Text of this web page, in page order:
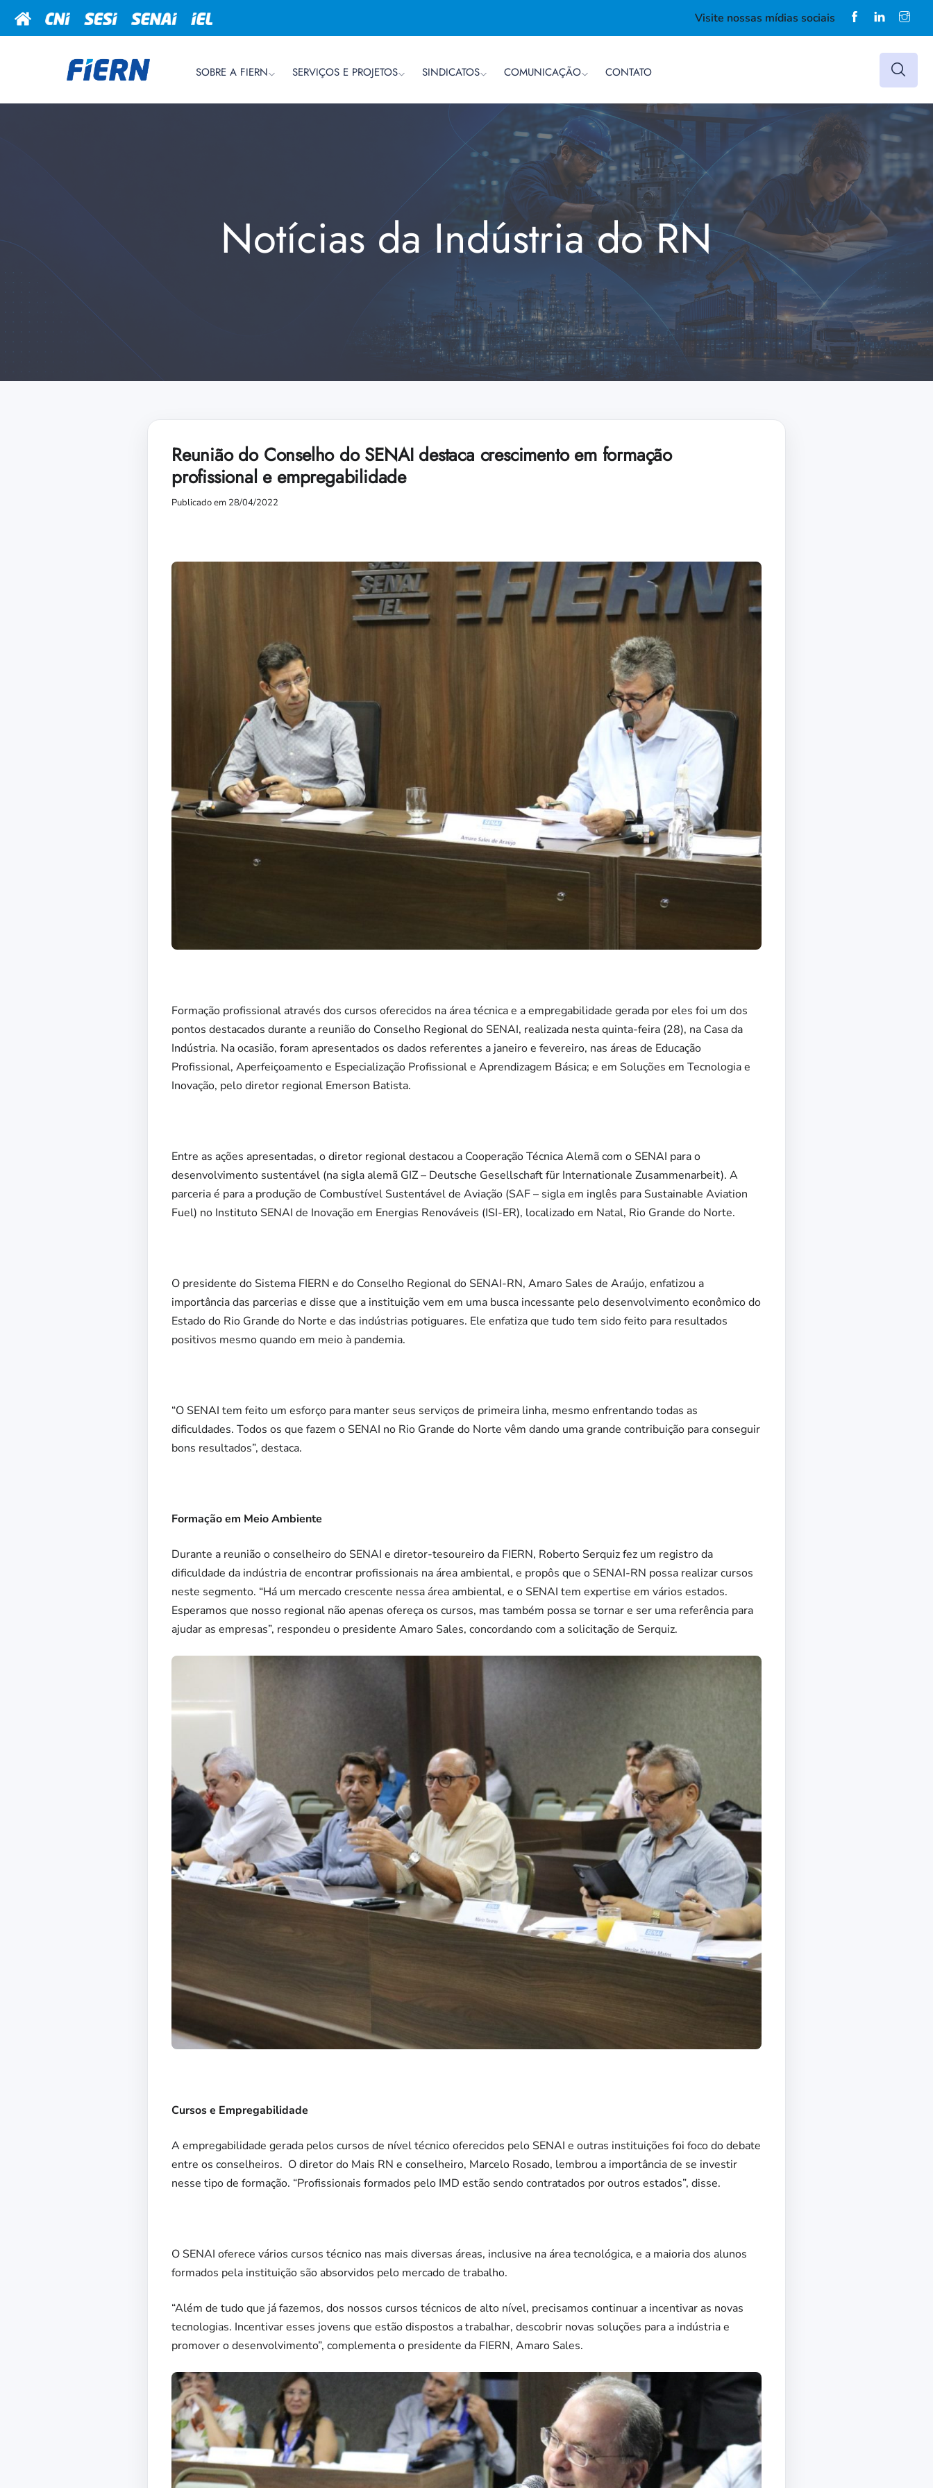
Visite nossas mídias sociais
SOBRE A FIERN SERVIÇOS E PROJETOS SINDICATOS COMUNICAÇÃO CONTATO
Notícias da Indústria do RN
Reunião do Conselho do SENAI destaca crescimento em formação
profissional e empregabilidade
Publicado em 28/04/2022
Formação profissional através dos cursos oferecidos na área técnica e a empregabilidade gerada por eles foi um dos
pontos destacados durante a reunião do Conselho Regional do SENAI, realizada nesta quinta-feira (28), na Casa da
Indústria. Na ocasião, foram apresentados os dados referentes a janeiro e fevereiro, nas áreas de Educação
Profissional, Aperfeiçoamento e Especialização Profissional e Aprendizagem Básica; e em Soluções em Tecnologia e
Inovação, pelo diretor regional Emerson Batista.
Entre as ações apresentadas, o diretor regional destacou a Cooperação Técnica Alemã com o SENAI para o
desenvolvimento sustentável (na sigla alemã GIZ – Deutsche Gesellschaft für Internationale Zusammenarbeit). A
parceria é para a produção de Combustível Sustentável de Aviação (SAF – sigla em inglês para Sustainable Aviation
Fuel) no Instituto SENAI de Inovação em Energias Renováveis (ISI-ER), localizado em Natal, Rio Grande do Norte.
O presidente do Sistema FIERN e do Conselho Regional do SENAI-RN, Amaro Sales de Araújo, enfatizou a
importância das parcerias e disse que a instituição vem em uma busca incessante pelo desenvolvimento econômico do
Estado do Rio Grande do Norte e das indústrias potiguares. Ele enfatiza que tudo tem sido feito para resultados
positivos mesmo quando em meio à pandemia.
“O SENAI tem feito um esforço para manter seus serviços de primeira linha, mesmo enfrentando todas as
dificuldades. Todos os que fazem o SENAI no Rio Grande do Norte vêm dando uma grande contribuição para conseguir
bons resultados”, destaca.
Formação em Meio Ambiente
Durante a reunião o conselheiro do SENAI e diretor-tesoureiro da FIERN, Roberto Serquiz fez um registro da
dificuldade da indústria de encontrar profissionais na área ambiental, e propôs que o SENAI-RN possa realizar cursos
neste segmento. “Há um mercado crescente nessa área ambiental, e o SENAI tem expertise em vários estados.
Esperamos que nosso regional não apenas ofereça os cursos, mas também possa se tornar e ser uma referência para
ajudar as empresas”, respondeu o presidente Amaro Sales, concordando com a solicitação de Serquiz.
Cursos e Empregabilidade
A empregabilidade gerada pelos cursos de nível técnico oferecidos pelo SENAI e outras instituições foi foco do debate
entre os conselheiros. O diretor do Mais RN e conselheiro, Marcelo Rosado, lembrou a importância de se investir
nesse tipo de formação. “Profissionais formados pelo IMD estão sendo contratados por outros estados”, disse.
O SENAI oferece vários cursos técnico nas mais diversas áreas, inclusive na área tecnológica, e a maioria dos alunos
formados pela instituição são absorvidos pelo mercado de trabalho.
“Além de tudo que já fazemos, dos nossos cursos técnicos de alto nível, precisamos continuar a incentivar as novas
tecnologias. Incentivar esses jovens que estão dispostos a trabalhar, descobrir novas soluções para a indústria e
promover o desenvolvimento”, complementa o presidente da FIERN, Amaro Sales.